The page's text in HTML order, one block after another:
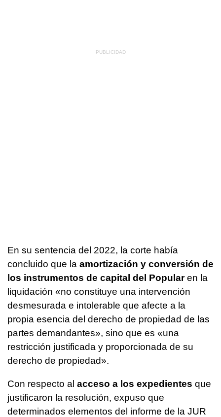
En su sentencia del 2022, la corte había
concluido que la amortización y conversión de
los instrumentos de capital del Popularen la
liquidación «no constituye una intervención
desmesurada e intolerable que afecte a la
propia esencia del derecho de propiedad de las
partes demandantes», sino que es «una
restricción justificada y proporcionada de su
derecho de propiedad».
Con respecto al acceso a los expedientes que
justificaron la resolución, expuso que
determinados elementos del informe de la JUR